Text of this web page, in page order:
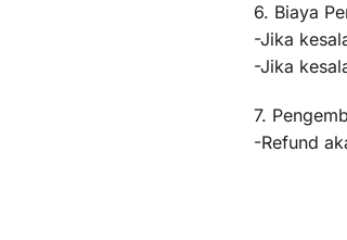
6. Biaya
-Jika
-Jika
7.
-Refund